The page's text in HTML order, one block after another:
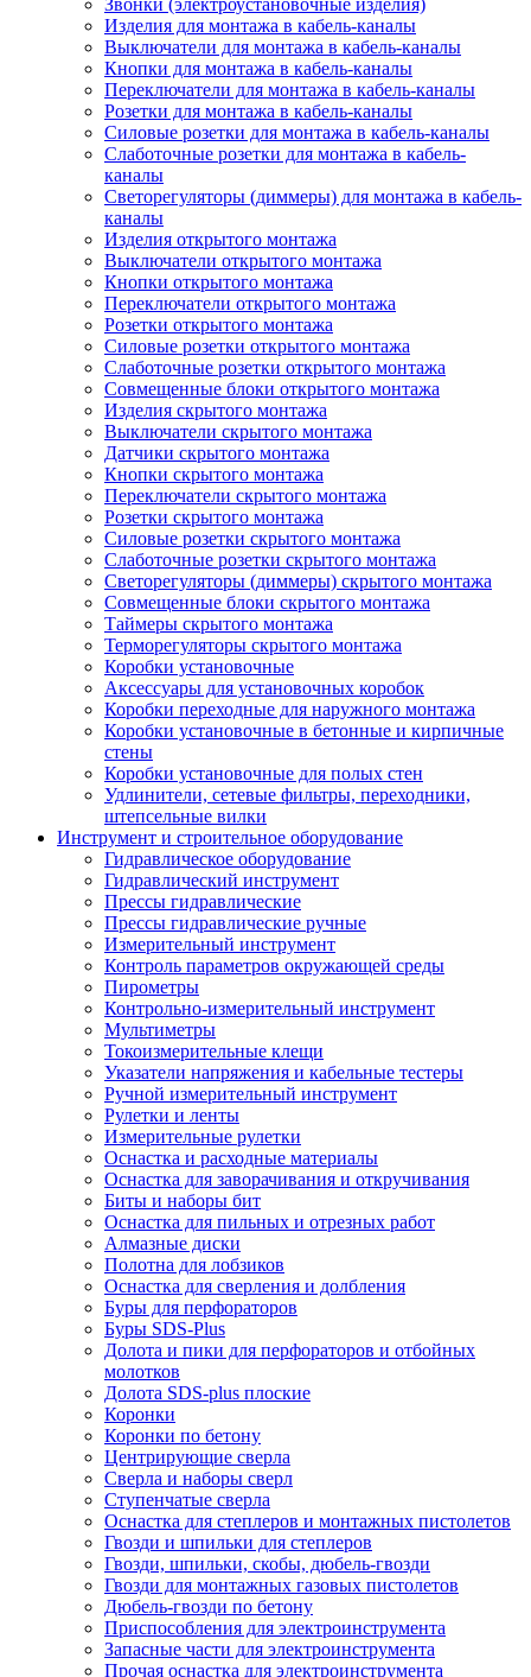
Звонки (электроустановочные изделия)
Изделия для монтажа в кабель-каналы
Выключатели для монтажа в кабель-каналы
Кнопки для монтажа в кабель-каналы
Переключатели для монтажа в кабель-каналы
Розетки для монтажа в кабель-каналы
Силовые розетки для монтажа в кабель-каналы
Слаботочные розетки для монтажа в кабель-
каналы
Светорегуляторы (диммеры) для монтажа в кабель-
каналы
Изделия открытого монтажа
Выключатели открытого монтажа
Кнопки открытого монтажа
Переключатели открытого монтажа
Розетки открытого монтажа
Силовые розетки открытого монтажа
Слаботочные розетки открытого монтажа
Совмещенные блоки открытого монтажа
Изделия скрытого монтажа
Выключатели скрытого монтажа
Датчики скрытого монтажа
Кнопки скрытого монтажа
Переключатели скрытого монтажа
Розетки скрытого монтажа
Силовые розетки скрытого монтажа
Слаботочные розетки скрытого монтажа
Светорегуляторы (диммеры) скрытого монтажа
Совмещенные блоки скрытого монтажа
Таймеры скрытого монтажа
Терморегуляторы скрытого монтажа
Коробки установочные
Аксессуары для установочных коробок
Коробки переходные для наружного монтажа
Коробки установочные в бетонные и кирпичные
стены
Коробки установочные для полых стен
Удлинители, сетевые фильтры, переходники,
штепсельные вилки
Инструмент и строительное оборудование
Гидравлическое оборудование
Гидравлический инструмент
Прессы гидравлические
Прессы гидравлические ручные
Измерительный инструмент
Контроль параметров окружающей среды
Пирометры
Контрольно-измерительный инструмент
Мультиметры
Токоизмерительные клещи
Указатели напряжения и кабельные тестеры
Ручной измерительный инструмент
Рулетки и ленты
Измерительные рулетки
Оснастка и расходные материалы
Оснастка для заворачивания и откручивания
Биты и наборы бит
Оснастка для пильных и отрезных работ
Алмазные диски
Полотна для лобзиков
Оснастка для сверления и долбления
Буры для перфораторов
Буры SDS-Plus
Долота и пики для перфораторов и отбойных
молотков
Долота SDS-plus плоские
Коронки
Коронки по бетону
Центрирующие сверла
Сверла и наборы сверл
Ступенчатые сверла
Оснастка для степлеров и монтажных пистолетов
Гвозди и шпильки для степлеров
Гвозди, шпильки, скобы, дюбель-гвозди
Гвозди для монтажных газовых пистолетов
Дюбель-гвозди по бетону
Приспособления для электроинструмента
Запасные части для электроинструмента
Прочая оснастка для электроинструмента